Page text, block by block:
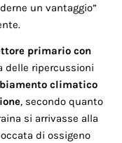
un vantaggio”
primario con
delle ripercussioni
climatico
, secondo quanto
si arrivasse alla
di ossigeno